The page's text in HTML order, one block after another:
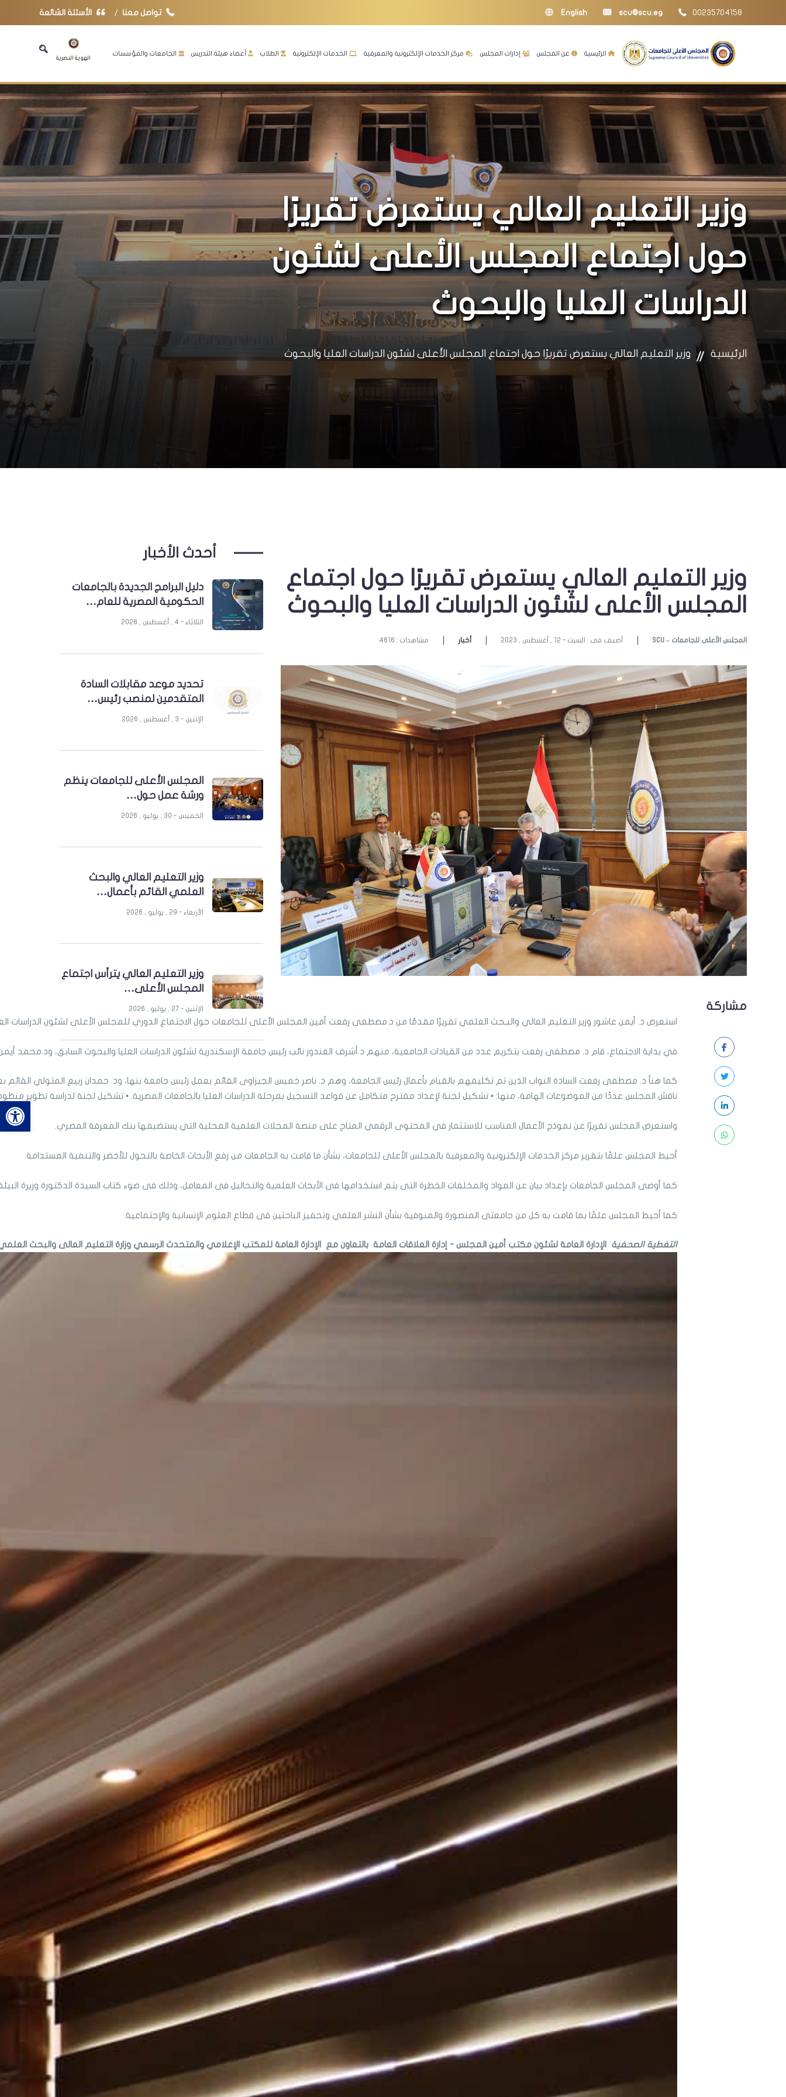
00235704158
scu@scu.eg
English تواصل معنا الأسئلة الشائعة
الرئيسية عن المجلس إدارات المجلس مركز الخدمات الإلكترونية والمعرفية الخدمات الإلكترونية الطلاب أعضاء هيئة التدريس الجامعات والمؤسسات
الهوية البصرية
وزير التعليم العالي يستعرض تقريرًا
حول اجتماع المجلس الأعلى لشئون
الدراسات العليا والبحوث
الرئيسية وزير التعليم العالي يستعرض تقريرًا حول اجتماع المجلس الأعلى لشئون الدراسات العليا والبحوث
وزير التعليم العالي يستعرض تقريرًا حول اجتماع
المجلس الأعلى لشئون الدراسات العليا والبحوث
SCU – المجلس الأعلى للجامعات أضيف فى : السبت - 12 , أغسطس , 2023 أخبار مشاهدات : 4616
مشاركة
استعرض د. أيمن عاشور وزير التعليم العالي والبـحث العلمي تقريرًا مقدمًا من د.مصطفى رفعت أمين المجلس الأعلى للجامعات حول الاجتماع الدوري للمجلس الأعلى لشئون الدراسات
في بداية الاجتماع، قام د. مصطفى رفعت بتكريم عدد من القيادات الجامعية، منهم د.أشرف الغندور نائب رئيس جامعة الإسكندرية لشئون الدراسات العليا والبحوث السابق، ود.محمد
كما هنأ د. مصطفى رفعت السادة النواب الذين تم تكليفهم بالقيام بأعمال رئيس الجامعة، وهم د. ناصر خميس الجيزاوى القائم بعمل رئيس جامعة بنها، ود. حمدان ربيع المتولي
ناقش المجلس عددًا من الموضوعات الهامة، منها: • تشكيل لجنة لإعداد مقترح متكامل عن قواعد التسجيل بمرحلة الدراسات العليا بالجامعات المصرية. • تشكيل لجنة لدراسة تطوير
واستعرض المجلس تقريرًا عن نموذج الأعمال المناسب للاستثمار في المحتوى الرقمي المتاح على منصة المجلات العلمية المحلية التي يستضيفها بنك المعرفة المصري.
أحيط المجلس علمًا بتقرير مركز الخدمات الإلكترونية والمعرفية بالمجلس الأعلى للجامعات، بشأن ما قامت به الجامعات من رفع الأبحاث الخاصة بالتحول للأخضر والتنمية المستدامة.
كما أوصى المجلس الجامعات بإعداد بيان عن المواد والمخلفات الخطرة التى يتم استخدامها فى الأبحاث العلمية والتحاليل فى المعامل، وذلك فى ضوء كتاب السيدة الدكتورة وزيرة البيئة، بشأن
كما أحيط المجلس علمًا بما قامت به كل من جامعتى المنصورة والمنوفية بشأن النشر العلمي وتحفيز الباحثين فى قطاع العلوم الإنسانية والإجتماعية.
التغطية الصحفية الإدارة العامة لشئون مكتب أمين المجلس - إدارة العلاقات العامة بالتعاون مع الإدارة العامة للمكتب الإعلامي والمتحدث الرسمي وزارة التعليم العالى والبحث
أحدث الأخبار
دليل البرامج الجديدة بالجامعات
الحكومية المصرية للعام…
الثلاثاء - 4 , أغسطس , 2026
تحديد موعد مقابلات السادة
المتقدمين لمنصب رئيس…
الإثنين - 3 , أغسطس , 2026
المجلس الأعلى للجامعات ينظم
ورشة عمل حول…
الخميس - 30 , يوليو , 2026
وزير التعليم العالي والبحث
العلمي القائم بأعمال…
الأربعاء - 29 , يوليو , 2026
وزير التعليم العالي يترأس اجتماع
المجلس الأعلى…
الإثنين - 27 , يوليو , 2026